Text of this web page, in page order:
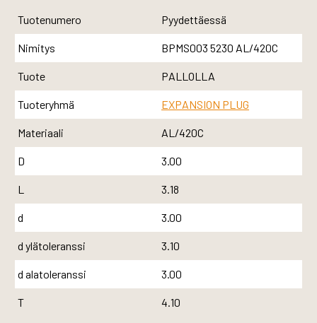
Tuotenumero Pyydettäessä
Nimitys BPMS003 5230 AL/420C
Tuote PALLOLLA
Tuoteryhmä EXPANSION PLUG
Materiaali AL/420C
D 3.00
L 3.18
d 3.00
d ylätoleranssi 3.10
d alatoleranssi 3.00
T 4.10